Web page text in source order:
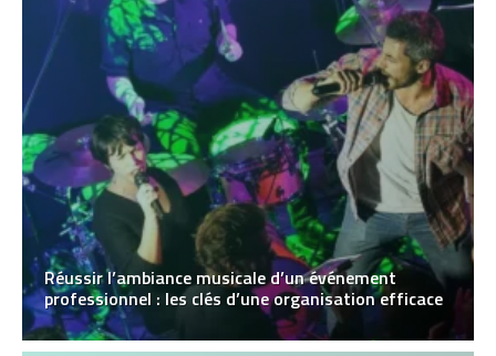
Réussir l’ambiance musicale d’un événement
professionnel : les clés d’une organisation efficace